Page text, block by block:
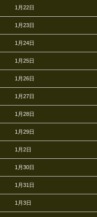
1月22日
1月23日
1月24日
1月25日
1月26日
1月27日
1月28日
1月29日
1月2日
1月30日
1月31日
1月3日